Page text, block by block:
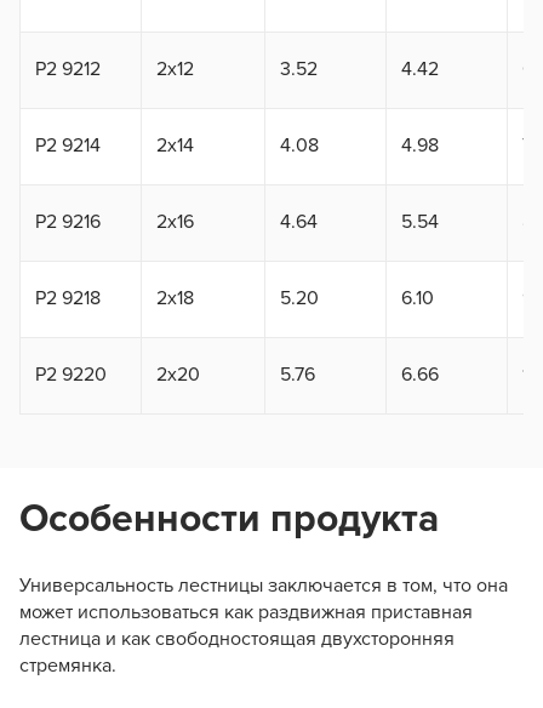
P2 9212 2x12 3.52 4.42
P2 9214 2x14 4.08 4.98
P2 9216 2x16 4.64 5.54
P2 9218 2x18 5.20 6.10
P2 9220 2x20 5.76 6.66
Особенности продукта
Универсальность лестницы заключается в том, что она
может использоваться как раздвижная приставная
лестница и как свободностоящая двухсторонняя
стремянка.